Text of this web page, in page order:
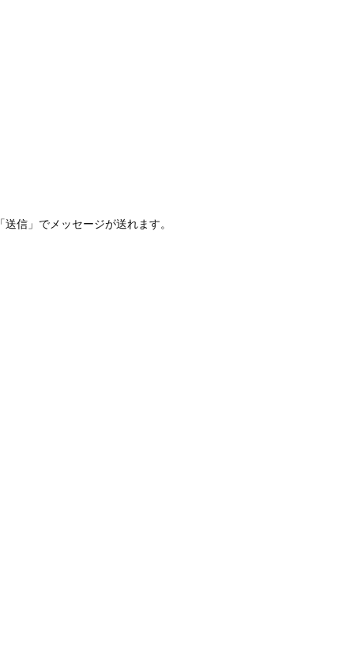
「送信」でメッセージが送れます。